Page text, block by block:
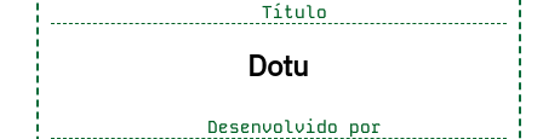
Título
Dotu
Desenvolvido por